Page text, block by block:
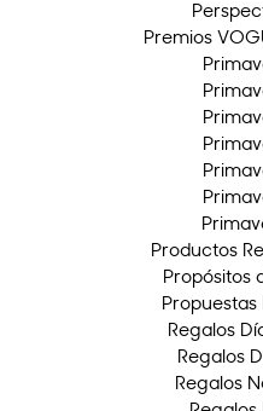
Premios
Productos
Propósitos
Regalos
Regalos
Regalos